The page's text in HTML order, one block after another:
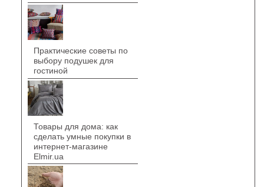
Практические советы по
выбору подушек для
гостиной
Товары для дома: как
сделать умные покупки в
интернет-магазине
Elmir.ua